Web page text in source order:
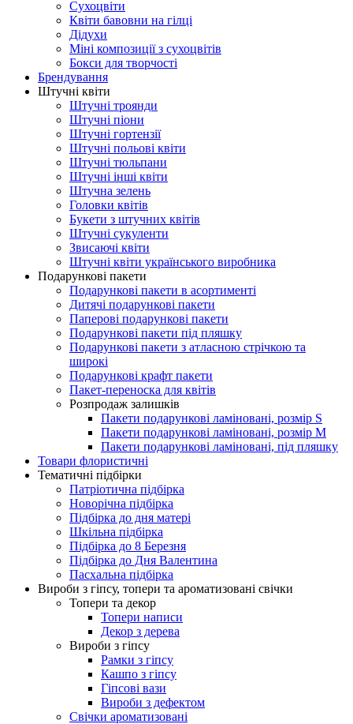
Сухоцвіти
Квіти бавовни на гілці
Дідухи
Міні композиції з сухоцвітів
Бокси для творчості
Брендування
Штучні квіти
Штучні троянди
Штучні піони
Штучні гортензії
Штучні польові квіти
Штучні тюльпани
Штучні інші квіти
Штучна зелень
Головки квітів
Букети з штучних квітів
Штучні сукуленти
Звисаючі квіти
Штучні квіти українського виробника
Подарункові пакети
Подарункові пакети в асортименті
Дитячі подарункові пакети
Паперові подарункові пакети
Подарункові пакети під пляшку
Подарункові пакети з атласною стрічкою та
широкі
Подарункові крафт пакети
Пакет-переноска для квітів
Розпродаж залишків
Пакети подарункові ламіновані, розмір S
Пакети подарункові ламіновані, розмір М
Пакети подарункові ламіновані, під пляшку
Товари флористичні
Тематичні підбірки
Патріотична підбірка
Новорічна підбірка
Підбірка до дня матері
Шкільна підбірка
Підбірка до 8 Березня
Підбірка до Дня Валентина
Пасхальна підбірка
Вироби з гіпсу, топери та ароматизовані свічки
Топери та декор
Топери написи
Декор з дерева
Вироби з гіпсу
Рамки з гіпсу
Кашпо з гіпсу
Гіпсові вази
Вироби з дефектом
Свічки ароматизовані